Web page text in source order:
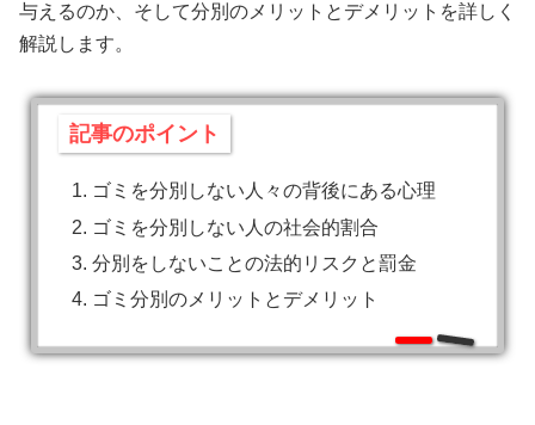
与えるのか、そして分別のメリットとデメリットを詳しく
解説します。
記事のポイント
ゴミを分別しない人々の背後にある心理
ゴミを分別しない人の社会的割合
分別をしないことの法的リスクと罰金
ゴミ分別のメリットとデメリット